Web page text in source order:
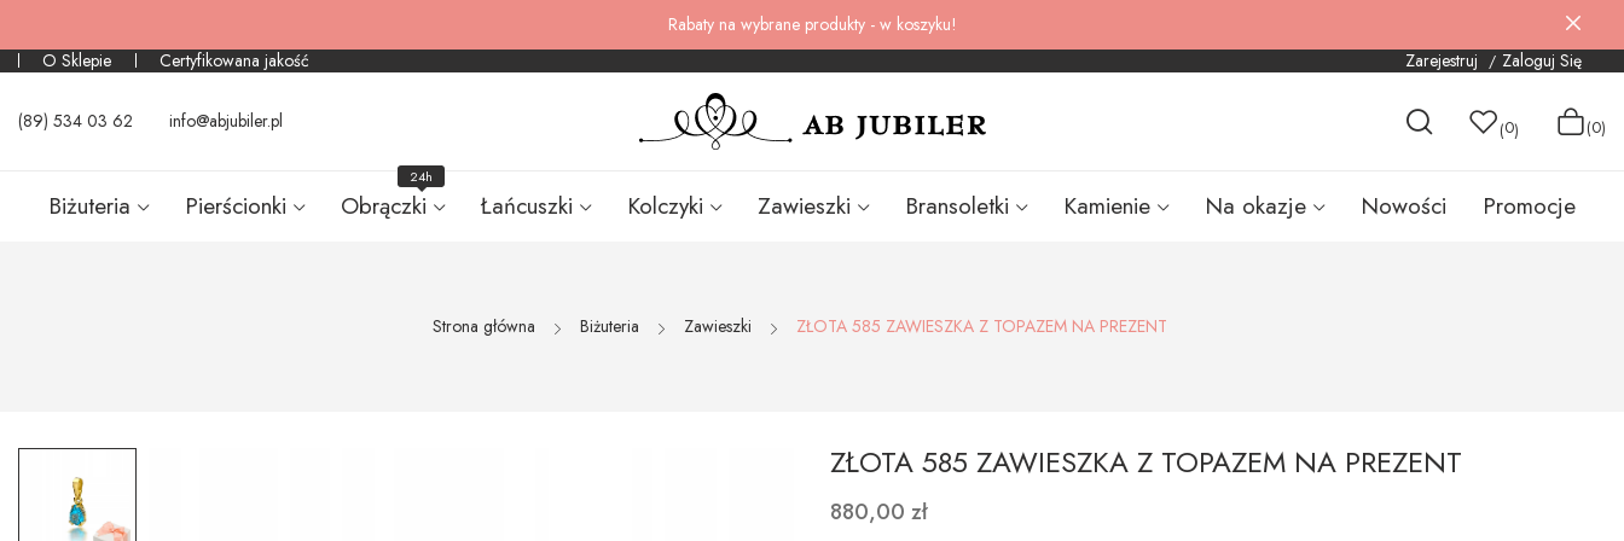
Rabaty na wybrane produkty - w koszyku!
O Sklepie
Certyfikowana jakość Zarejestruj Zaloguj Się
(89) 534 03 62 info@abjubiler.pl (0) (0)
Biżuteria Pierścionki Obrączki
24h
Łańcuszki Kolczyki Zawieszki Bransoletki Kamienie Na okazje Nowości Promocje
Strona główna Biżuteria Zawieszki ZŁOTA 585 ZAWIESZKA Z TOPAZEM NA PREZENT
ZŁOTA 585 ZAWIESZKA Z TOPAZEM NA PREZENT
880,00 zł